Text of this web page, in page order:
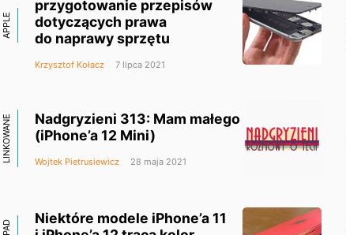
APPLE
przygotowanie przepisów
dotyczących prawa
do naprawy sprzętu
Krzysztof Kołacz 7 lipca 2021
LINKOWANE
Nadgryzieni 313: Mam małego
(iPhone’a 12 Mini)
Wojtek Pietrusiewicz 28 maja 2021
Niektóre modele iPhone’a 11